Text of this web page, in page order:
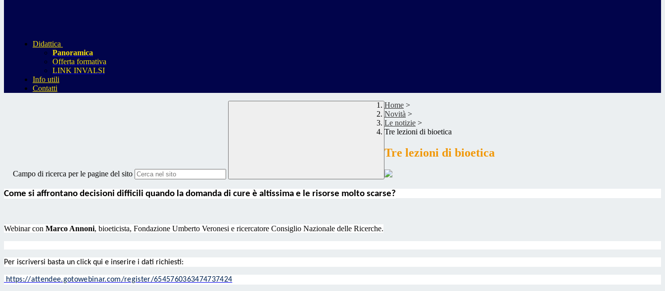
Didattica
Panoramica
Offerta formativa
LINK INVALSI
Info utili
Contatti
Campo di ricerca per le pagine del sito
Home >
Novità >
Le notizie >
Tre lezioni di bioetica
Tre lezioni di bioetica
Come si affrontano decisioni difficili quando la domanda di cure è altissima e le risorse molto scarse?
Webinar con Marco Annoni, bioeticista, Fondazione Umberto Veronesi e ricercatore Consiglio Nazionale delle Ricerche.
Per iscriversi basta un click qui e inserire i dati richiesti:
https://attendee.gotowebinar.com/register/6545760363474737424